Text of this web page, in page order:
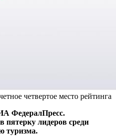
четвертое место рейтинга
ФедералПресс.
пятерку лидеров среди
туризма.